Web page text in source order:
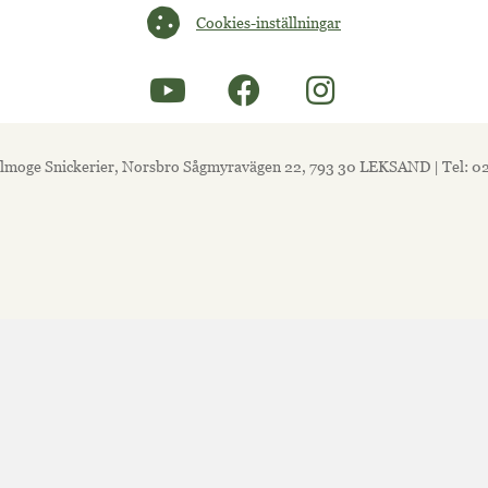
Cookies-inställningar
Cookies-inställningar
Snickerier, Norsbro Sågmyravägen 22, 793 30 LEKSAND | Tel: